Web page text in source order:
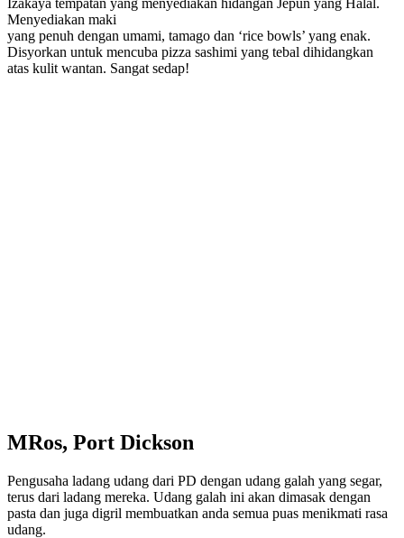
Izakaya tempatan yang menyediakan hidangan Jepun yang Halal.
Menyediakan maki
yang penuh dengan umami, tamago dan ‘rice bowls’ yang enak.
Disyorkan untuk mencuba pizza sashimi yang tebal dihidangkan
atas kulit wantan. Sangat sedap!
MRos, Port Dickson
Pengusaha ladang udang dari PD dengan udang galah yang segar,
terus dari ladang mereka. Udang galah ini akan dimasak dengan
pasta dan juga digril membuatkan anda semua puas menikmati rasa
udang.